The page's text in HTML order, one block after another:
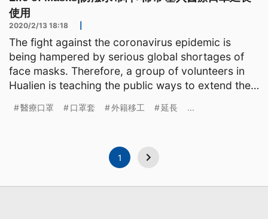
使用
2020/2/13 18:18
The fight against the coronavirus epidemic is
being hampered by serious global shortages of
face masks. Therefore, a group of volunteers in
Hualien is teaching the public ways to extend the
醫療口罩 口罩套 外籍移工 延長 ...
1